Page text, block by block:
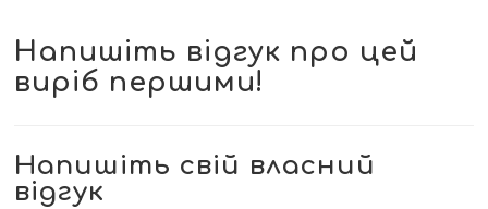
Напишіть відгук про цей
виріб першими!
Напишіть свій власний
відгук